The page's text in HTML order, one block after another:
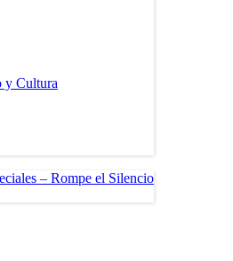
y Cultura
– Rompe el Silencio